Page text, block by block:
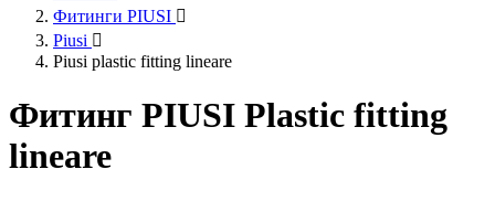
Фитинги PIUSI 
Piusi 
Piusi plastic fitting lineare
Фитинг PIUSI Plastic fitting
lineare